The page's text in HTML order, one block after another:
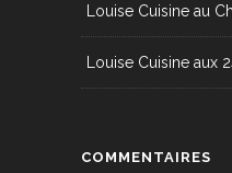
Louise Cuisine au
Louise Cuisine aux
COMMENTAIRES